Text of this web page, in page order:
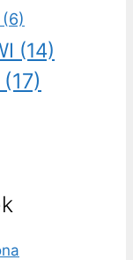
(6)
(14)
(17)